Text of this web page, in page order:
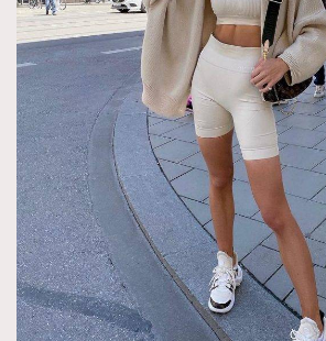
AFrenchMind
EmpowerF
FashionWeek